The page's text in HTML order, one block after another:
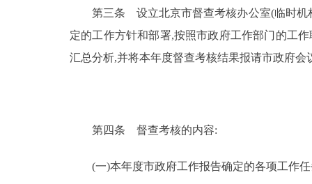
走进北京
第三条 设立北京市督查考核办公室(临时机构
定的工作方针和部署,按照市政府工作部门的工
汇总分析,并将本年度督查考核结果报请市政府
第四条 督查考核的内容:
(一)本年度市政府工作报告确定的各项工作任